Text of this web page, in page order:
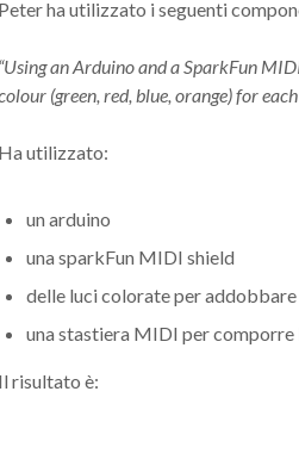
Peter ha utilizzato i seguenti
“Using an Arduino and a SparkFun
(green, red, blue, orange) for
Ha utilizzato:
un arduino
una sparkFun MIDI shield
delle luci colorate per addobbare
una stastiera MIDI per comporre
Il risultato è: